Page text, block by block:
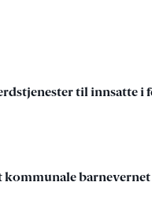
til innsatte i
kommunale barnevernet